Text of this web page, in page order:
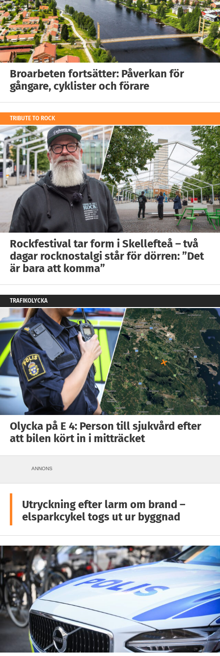
Broarbeten fortsätter: Påverkan för
gångare, cyklister och förare
TRIBUTE TO ROCK
Rockfestival tar form i Skellefteå – två
dagar rocknostalgi står för dörren: ”Det
är bara att komma”
TRAFIKOLYCKA
Olycka på E 4: Person till sjukvård efter
att bilen kört in i mitträcket
ANNONS
Utryckning efter larm om brand –
elsparkcykel togs ut ur byggnad